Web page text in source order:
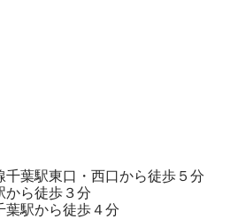
千葉駅東口・西口から徒歩５分
から徒歩３分
葉駅から徒歩４分